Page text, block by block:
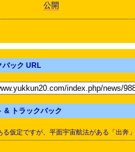
公開
バック URL
& トラックバック
仮定ですが、平面宇宙航法がある「出奔